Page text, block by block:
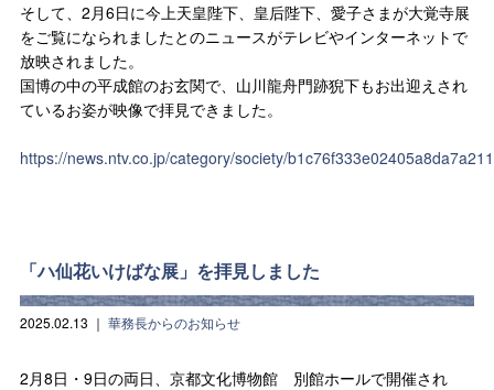
そして、2月6日に今上天皇陛下、皇后陛下、愛子さまが大覚寺展
をご覧になられましたとのニュースがテレビやインターネットで
放映されました。
国博の中の平成館のお玄関で、山川龍舟門跡猊下もお出迎えされ
ているお姿が映像で拝見できました。
https://news.ntv.co.jp/category/society/
「ハ仙花いけばな展」を拝見しました
2025.02.13 ｜ 華務長からのお知らせ
2月8日・9日の両日、京都文化博物館 別館ホールで開催され